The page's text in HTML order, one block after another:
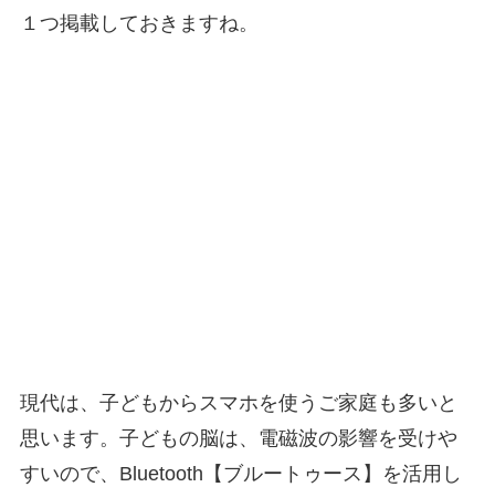
１つ掲載しておきますね。
現代は、子どもからスマホを使うご家庭も多いと
思います。子どもの脳は、電磁波の影響を受けや
すいので、Bluetooth【ブルートゥース】を活用し